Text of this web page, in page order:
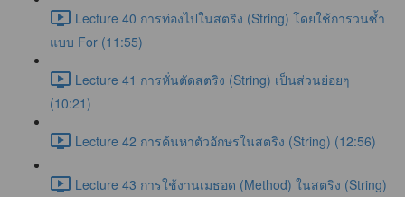
Lecture 40 การท่องไปในสตริง (String) โดยใช้การวนซ้ำ
แบบ For (11:55)
Lecture 41 การหั่นตัดสตริง (String) เป็นส่วนย่อยๆ
(10:21)
Lecture 42 การค้นหาตัวอักษรในสตริง (String) (12:56)
Lecture 43 การใช้งานเมธอด (Method) ในสตริง (String)